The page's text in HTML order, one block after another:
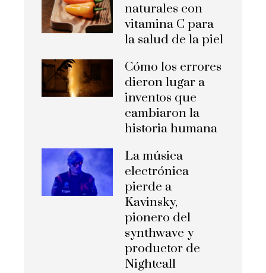
naturales con
vitamina C para
la salud de la piel
Cómo los errores
dieron lugar a
inventos que
cambiaron la
historia humana
La música
electrónica
pierde a
Kavinsky,
pionero del
synthwave y
productor de
Nightcall